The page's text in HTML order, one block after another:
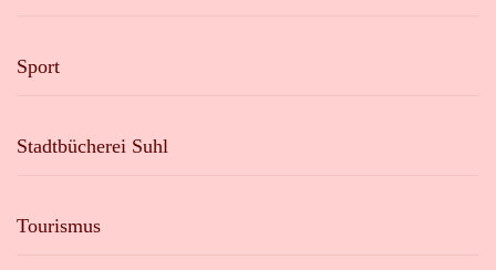
Sport
Stadtbücherei Suhl
Tourismus